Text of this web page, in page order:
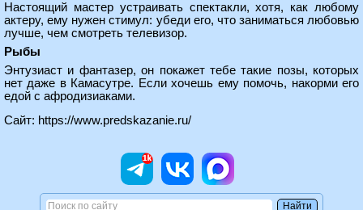
Настоящий мастер устраивать спектакли, хотя, как любому
актеру, ему нужен стимул: убеди его, что заниматься любовью
лучше, чем смотреть телевизор.
Рыбы
Энтузиаст и фантазер, он покажет тебе такие позы, которых
нет даже в Камасутре. Если хочешь ему помочь, накорми его
едой с афродизиаками.
Сайт: https://www.predskazanie.ru/